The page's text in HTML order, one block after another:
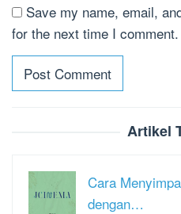
Save my name, email,
for the next time I comment.
Artikel
Cara
dengan…